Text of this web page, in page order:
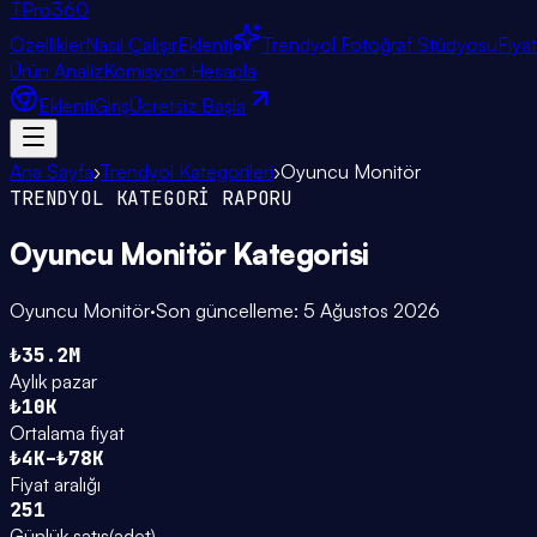
TPro360
ÖzelliklerNasıl ÇalışırEklenti Trendyol Fotoğraf Stüdyosu
Ürün AnalizKomisyon Hesapla
EklentiGirişÜcretsiz Başla
Ana Sayfa›Trendyol Kategorileri›Oyuncu Monitör
TRENDYOL KATEGORİ RAPORU
Oyuncu Monitör Kategorisi
Oyuncu Monitör·Son güncelleme: 5 Ağustos 2026
₺35.2M
Aylık pazar
₺10K
Ortalama fiyat
₺4K–₺78K
Fiyat aralığı
251